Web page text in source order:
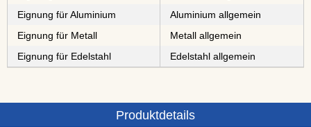
Eignung für Aluminium
Aluminium allgemein
Eignung für Metall
Metall allgemein
Eignung für Edelstahl
Edelstahl allgemein
Produktdetails